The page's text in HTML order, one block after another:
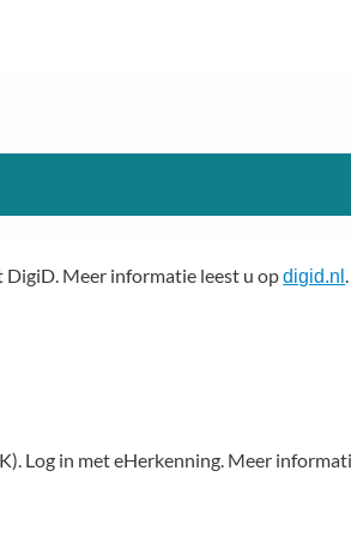
DigiD. Meer informatie leest u opdigid.nl.
Log in met eHerkenning. Meer